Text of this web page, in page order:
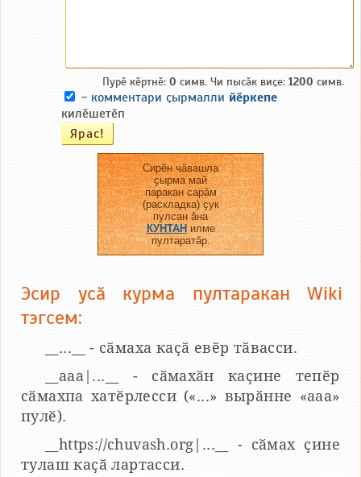
Пурӗ кӗртнӗ: 0 симв. Чи пысӑк виҫе: 1200 симв.
- комментари ҫырмалли йӗркепе
килӗшетӗп
Сирӗн чӑвашла
ҫырма май
паракан сарӑм
(раскладка) ҫук
пулсан ӑна
КУНТАНилме
пултаратӑр.
Эсир усӑ курма пултаракан Wiki
тэгсем:
__...__ - сӑмаха каҫӑ евӗр тӑвасси.
__aaa|...__ - сӑмахӑн каҫине тепӗр
сӑмахпа хатӗрлесси («...» вырӑнне «ааа»
пулӗ).
__https://chuvash.org|...__ - сӑмах ҫине
тулаш каҫӑ лартасси.